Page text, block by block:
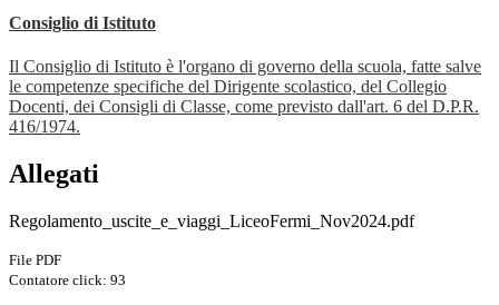
Consiglio di Istituto
Il Consiglio di Istituto è l'organo di governo della scuola, fatte salve
le competenze specifiche del Dirigente scolastico, del Collegio
Docenti, dei Consigli di Classe, come previsto dall'art. 6 del D.P.R.
416/1974.
Allegati
Regolamento_uscite_e_viaggi_LiceoFermi_Nov2024.pdf
File PDF
Contatore click: 93